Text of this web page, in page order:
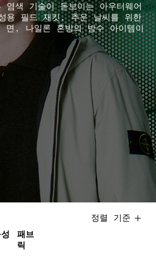
색 기술이 돋보이는 아우터웨어
용 필드 재킷, 추운 날씨를 위한
, 나일론 혼방의 방수 아이템이
패브
릭
정렬 기준